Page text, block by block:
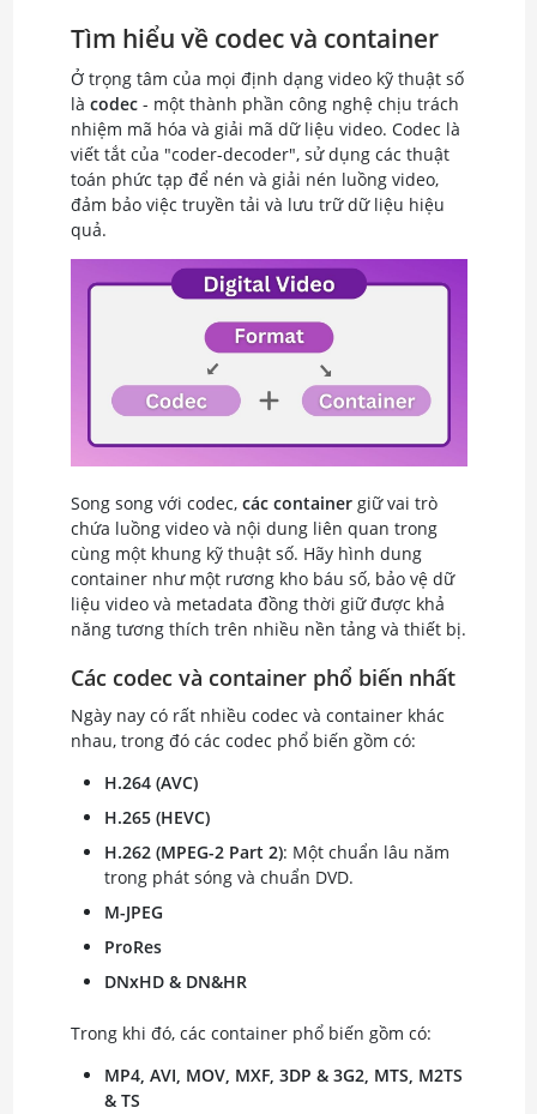
Tìm hiểu về codec và container
Ở trọng tâm của mọi định dạng video kỹ thuật số
là codec- một thành phần công nghệ chịu trách
nhiệm mã hóa và giải mã dữ liệu video. Codec là
viết tắt của "coder-decoder", sử dụng các thuật
toán phức tạp để nén và giải nén luồng video,
đảm bảo việc truyền tải và lưu trữ dữ liệu hiệu
quả.
Song song với codec, các containergiữ vai trò
chứa luồng video và nội dung liên quan trong
cùng một khung kỹ thuật số. Hãy hình dung
container như một rương kho báu số, bảo vệ dữ
liệu video và metadata đồng thời giữ được khả
năng tương thích trên nhiều nền tảng và thiết bị.
Các codec và container phổ biến nhất
Ngày nay có rất nhiều codec và container khác
nhau, trong đó các codec phổ biến gồm có:
H.264 (AVC)
H.265 (HEVC)
H.262 (MPEG-2 Part 2): Một chuẩn lâu năm
trong phát sóng và chuẩn DVD.
M-JPEG
ProRes
DNxHD & DN&HR
Trong khi đó, các container phổ biến gồm có:
MP4, AVI, MOV, MXF, 3DP & 3G2, MTS, M2TS
& TS